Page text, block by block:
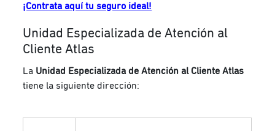
¡Contrata aquí tu seguro ideal!
Unidad Especializada de Atención al
Cliente Atlas
La Unidad Especializada de Atención al Cliente Atlas
tiene la siguiente dirección: